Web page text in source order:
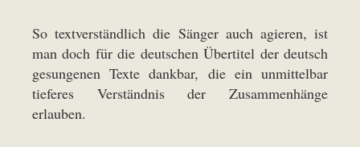
So textverständlich die Sänger auch agieren, ist
man doch für die deutschen Übertitel der deutsch
gesungenen Texte dankbar, die ein unmittelbar
tieferes Verständnis der Zusammenhänge
erlauben.